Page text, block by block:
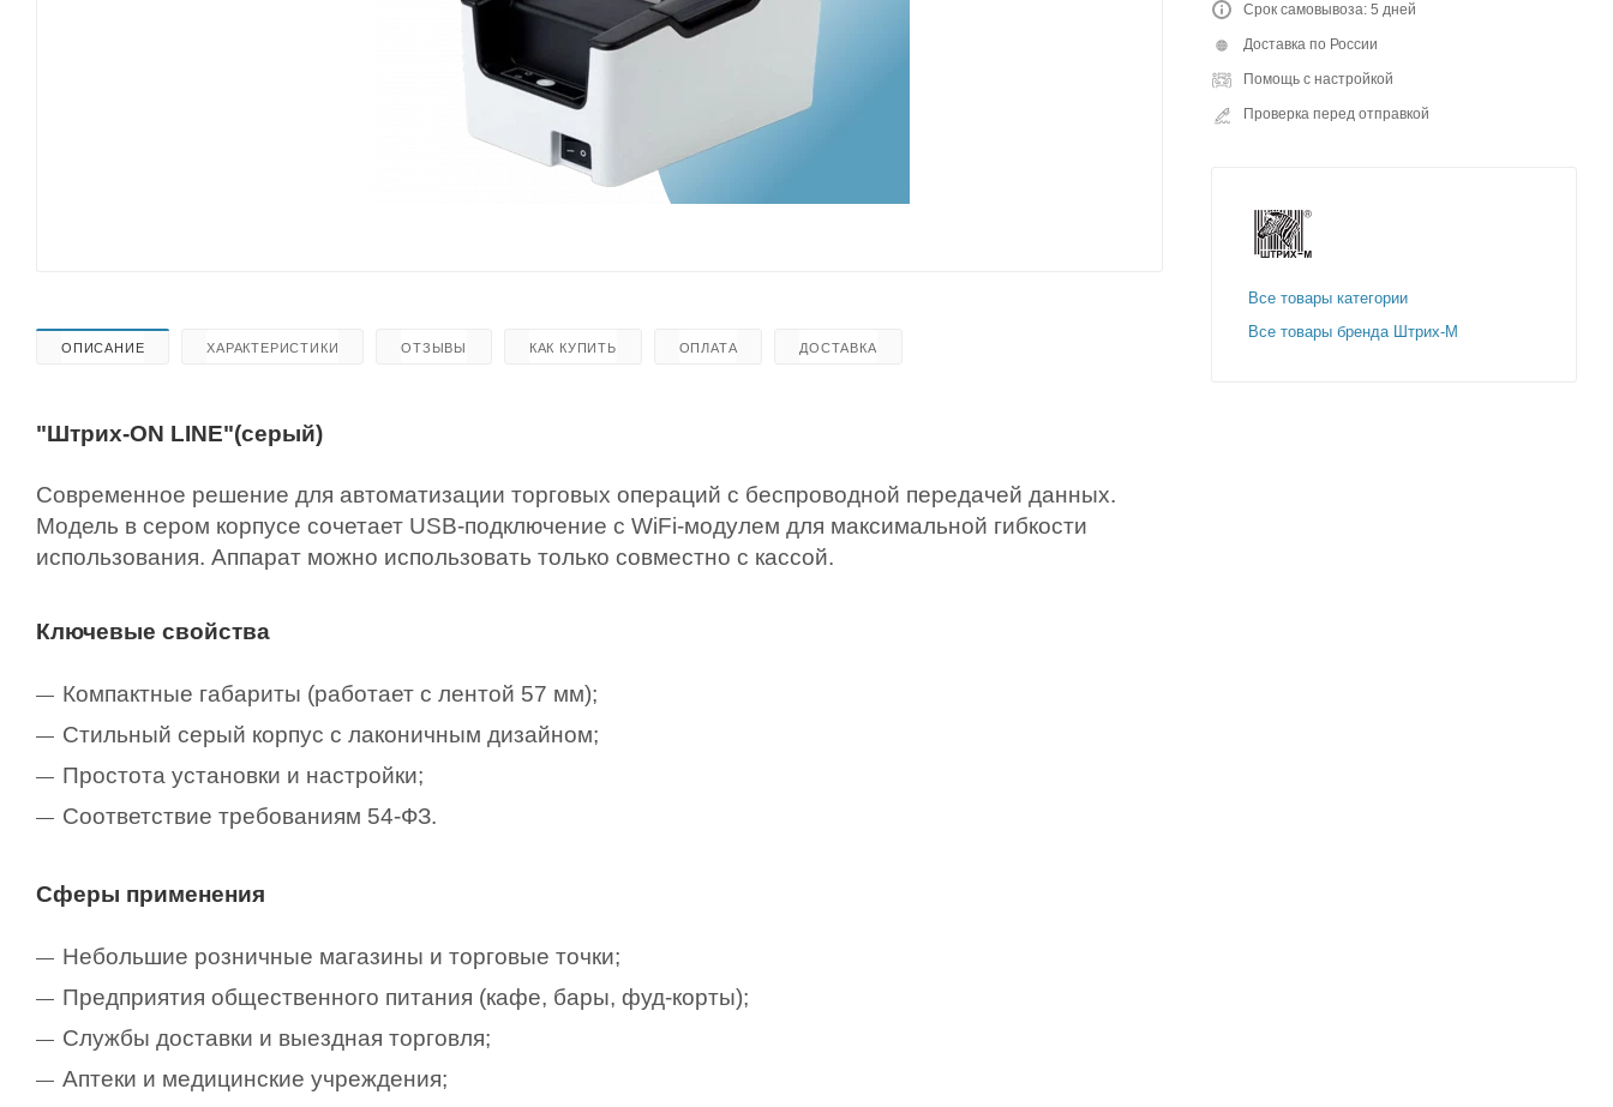
ОПИСАНИЕ ХАРАКТЕРИСТИКИ ОТЗЫВЫ КАК КУПИТЬ ОПЛАТА ДОСТАВКА
"Штрих-ON LINE"(серый)
Современное решение для автоматизации торговых операций с беспроводной передачей данных.
Модель в сером корпусе сочетает USB-подключение с WiFi-модулем для максимальной гибкости
использования. Аппарат можно использовать только совместно с кассой.
Ключевые свойства
Компактные габариты (работает с лентой 57 мм);
Стильный серый корпус с лаконичным дизайном;
Простота установки и настройки;
Соответствие требованиям 54-ФЗ.
Сферы применения
Небольшие розничные магазины и торговые точки;
Предприятия общественного питания (кафе, бары, фуд-корты);
Службы доставки и выездная торговля;
Аптеки и медицинские учреждения;
Срок самовывоза: 5 дней
Доставка по России
Помощь с настройкой
Проверка перед отправкой
Все товары категории
Все товары бренда Штрих-М